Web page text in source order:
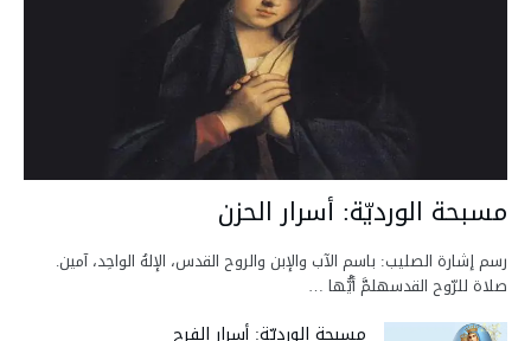
مسبحة الورديّة: أسرار الحزن
رسم إشارة الصليب: باسم الآب والإبن والروح القدس، الإلهُ الواحِد، آمين.
صلاة للرّوح القدسهلمَّ أيُّها …
مسبحة الورديّة: أسرار الفرح